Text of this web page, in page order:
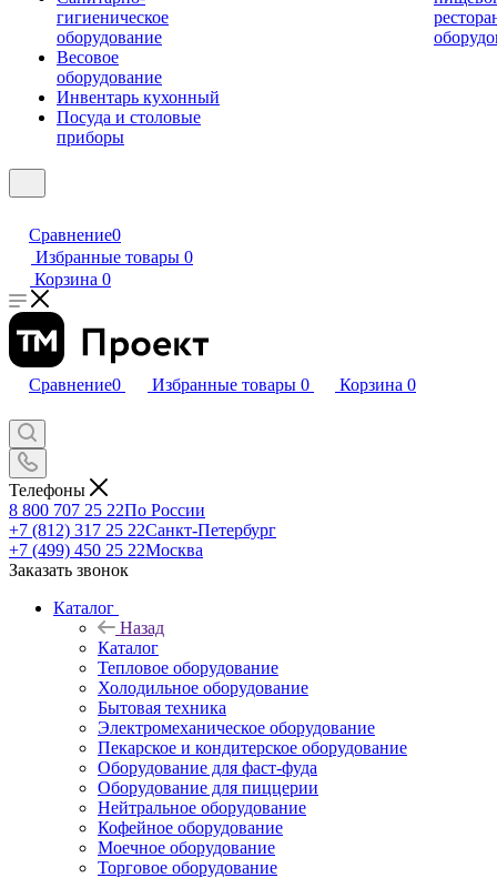
гигиеническое
оборудование
Весовое
оборудование
Инвентарь кухонный
Посуда и столовые
приборы
Сравнение0
Избранные товары 0
Корзина 0
Сравнение0 Избранные товары 0 Корзина 0
Телефоны
8 800 707 25 22По России
+7 (812) 317 25 22Санкт-Петербург
+7 (499) 450 25 22Москва
Заказать звонок
Каталог
Назад
Каталог
Тепловое оборудование
Холодильное оборудование
Бытовая техника
Электромеханическое оборудование
Пекарское и кондитерское оборудование
Оборудование для фаст-фуда
Оборудование для пиццерии
Нейтральное оборудование
Кофейное оборудование
Моечное оборудование
Торговое оборудование